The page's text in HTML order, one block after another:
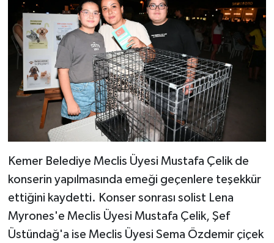
Kemer Belediye Meclis Üyesi Mustafa Çelik de
konserin yapılmasında emeği geçenlere teşekkür
ettiğini kaydetti. Konser sonrası solist Lena
Myrones'e Meclis Üyesi Mustafa Çelik, Şef
Üstündağ'a ise Meclis Üyesi Sema Özdemir çiçek